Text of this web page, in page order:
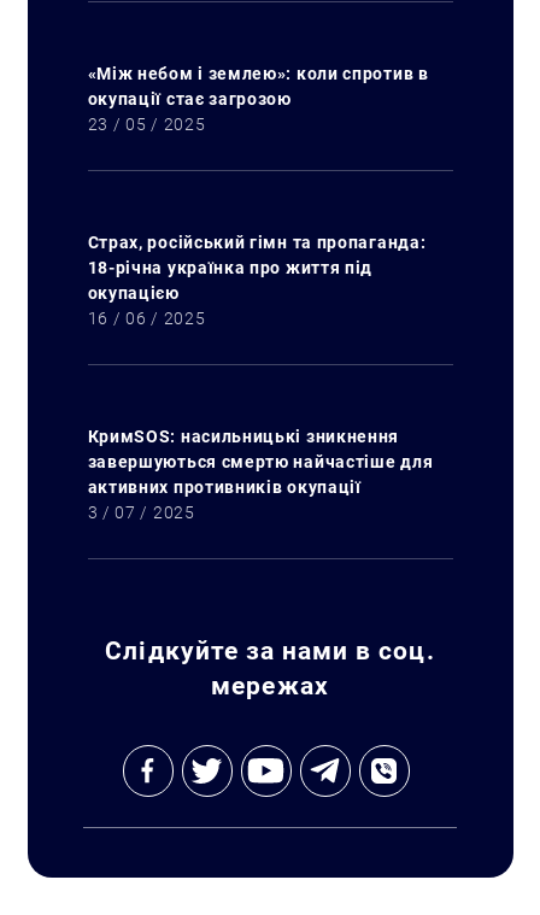
Искать:
«Між небом і землею»: коли спротив в
окупації стає загрозою
23 / 05 / 2025
Страх, російський гімн та пропаганда:
18-річна українка про життя під
окупацією
16 / 06 / 2025
КримSOS: насильницькі зникнення
завершуються смертю найчастіше для
активних противників окупації
3 / 07 / 2025
Слідкуйте за нами в соц.
мережах